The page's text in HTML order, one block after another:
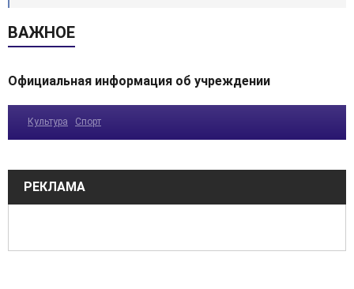
ВАЖНОЕ
Официальная информация об учреждении
Культура Спорт
РЕКЛАМА